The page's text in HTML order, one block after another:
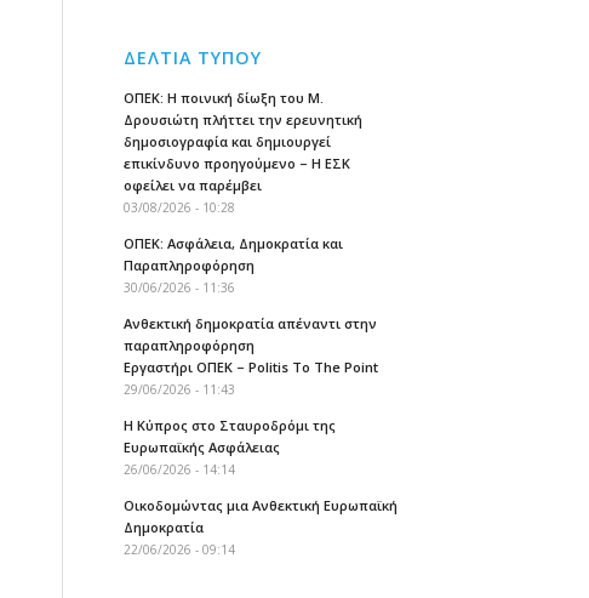
ΔΕΛΤΙΑ ΤΥΠΟΥ
ΟΠΕΚ: Η ποινική δίωξη του Μ.
Δρουσιώτη πλήττει την ερευνητική
δημοσιογραφία και δημιουργεί
επικίνδυνο προηγούμενο – Η ΕΣΚ
οφείλει να παρέμβει
03/08/2026 - 10:28
ΟΠΕΚ: Ασφάλεια, Δημοκρατία και
Παραπληροφόρηση
30/06/2026 - 11:36
Ανθεκτική δημοκρατία απέναντι στην
παραπληροφόρηση
Εργαστήρι ΟΠΕΚ – Politis To The Point
29/06/2026 - 11:43
Η Κύπρος στο Σταυροδρόμι της
Ευρωπαϊκής Ασφάλειας
26/06/2026 - 14:14
Οικοδομώντας μια Ανθεκτική Ευρωπαϊκή
Δημοκρατία
22/06/2026 - 09:14